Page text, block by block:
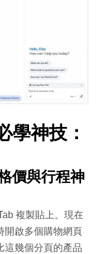
學神技：
價與行程神
複製貼上。現在
開啟多個購物網頁
這幾個分頁的產品